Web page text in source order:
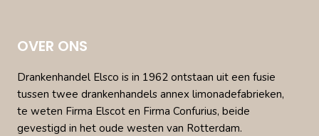
OVER ONS
Drankenhandel Elsco is in 1962 ontstaan uit een fusie
tussen twee drankenhandels annex limonadefabrieken,
te weten Firma Elscot en Firma Confurius, beide
gevestigd in het oude westen van Rotterdam.